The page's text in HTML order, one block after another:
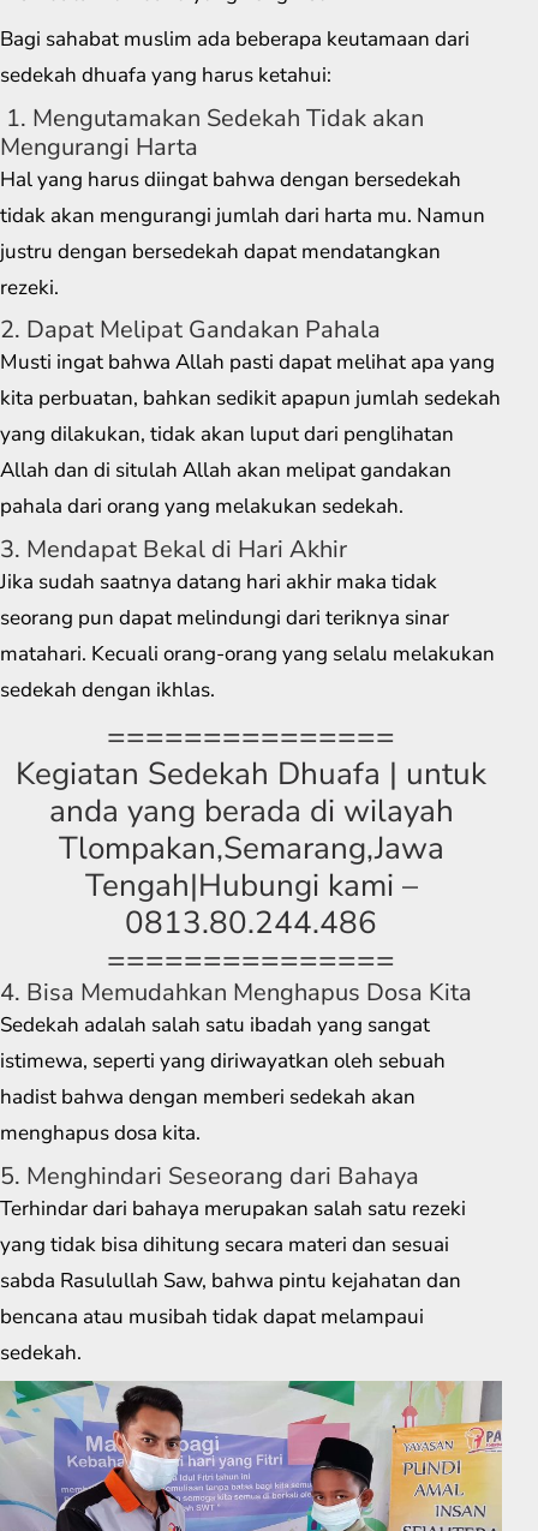
Bagi sahabat muslim ada beberapa keutamaan dari
sedekah dhuafa yang harus ketahui:
1. Mengutamakan Sedekah Tidak akan
Mengurangi Harta
Hal yang harus diingat bahwa dengan bersedekah
tidak akan mengurangi jumlah dari harta mu. Namun
justru dengan bersedekah dapat mendatangkan
rezeki.
2. Dapat Melipat Gandakan Pahala
Musti ingat bahwa Allah pasti dapat melihat apa yang
kita perbuatan, bahkan sedikit apapun jumlah sedekah
yang dilakukan, tidak akan luput dari penglihatan
Allah dan di situlah Allah akan melipat gandakan
pahala dari orang yang melakukan sedekah.
3. Mendapat Bekal di Hari Akhir
Jika sudah saatnya datang hari akhir maka tidak
seorang pun dapat melindungi dari teriknya sinar
matahari. Kecuali orang-orang yang selalu melakukan
sedekah dengan ikhlas.
===============
Kegiatan Sedekah Dhuafa | untuk
anda yang berada di wilayah
Tlompakan,Semarang,Jawa
Tengah|Hubungi kami –
0813.80.244.486
===============
4. Bisa Memudahkan Menghapus Dosa Kita
Sedekah adalah salah satu ibadah yang sangat
istimewa, seperti yang diriwayatkan oleh sebuah
hadist bahwa dengan memberi sedekah akan
menghapus dosa kita.
5. Menghindari Seseorang dari Bahaya
Terhindar dari bahaya merupakan salah satu rezeki
yang tidak bisa dihitung secara materi dan sesuai
sabda Rasulullah Saw, bahwa pintu kejahatan dan
bencana atau musibah tidak dapat melampaui
sedekah.